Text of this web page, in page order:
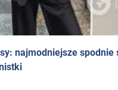
najmodniejsze spodnie